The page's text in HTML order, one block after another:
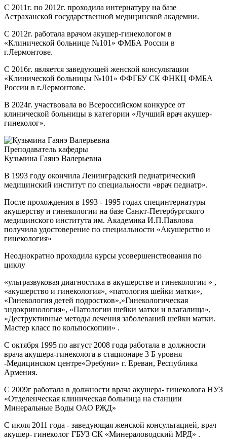
С 2011г. по 2012г. проходила интернатуру на базе
Астраханской государственной медицинской академии.
С 2012г. работала врачом акушер-гинекологом в
«Клинической больнице №101» ФМБА России в
г.Лермонтове.
С 2016г. является заведующей женской консультации
«Клинической больницы №101» ФФГБУ СК ФНКЦ ФМБА
России в г.Лермонтове.
В 2024г. участвовала во Всероссийском конкурсе от
клинической больницы в категории «Лучший врач акушер-
гинеколог».
Преподаватель кафедры
Кузьмина Гаянэ Валерьевна
В 1993 году окончила Ленинградский педиатрический
медицинский институт по специальности «врач педиатр».
После прохождения в 1993 - 1995 годах специнтернатуры
акушерству и гинекологии на базе Санкт-Петербургского
медицинского института им. Академика И.П.Павлова
получила удостоверение по специальности «Акушерство и
гинекология»
Неоднократно проходила курсы усовершенствования по
циклу
«ультразвуковая диагностика в акушерстве и гинекологии » ,
«акушерство и гинекология», «патология шейки матки»,
«Гинекология детей подростков»,»Гинекологическая
эндокринология», «Патологии шейки матки и влагалища»,
«Деструктивные методы лечения заболеваний шейки матки.
Мастер класс по кольпоскопии» .
С октября 1995 по август 2008 года работала в должности
врача акушера-гинеколога в стационаре 3 Б уровня
-Медицинском центре«Эребуни» г. Ереван, Республика
Армения.
С 2009г работала в должности врача акушера- гинеколога НУЗ
«Отделенческая клиническая больница на станции
Минеральные Воды ОАО РЖД»
С июля 2011 года - заведующая женской консультацией, врач
акушер- гинеколог ГБУЗ СК «Минераловодский МРД» .